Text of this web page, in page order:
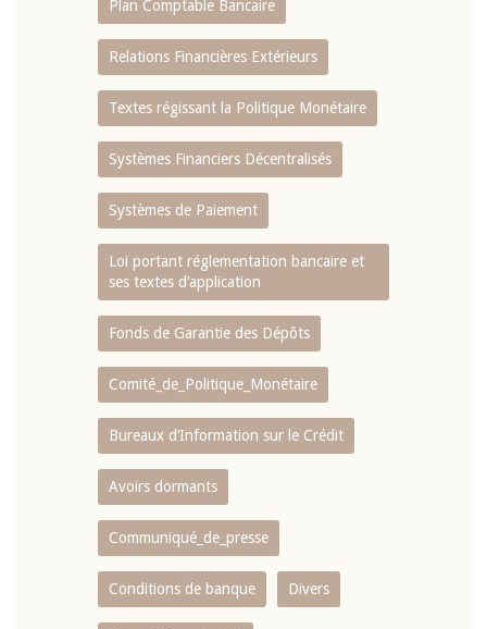
Plan Comptable Bancaire
Relations Financières Extérieurs
Textes régissant la Politique Monétaire
Systèmes Financiers Décentralisés
Systèmes de Paiement
Loi portant réglementation bancaire et
ses textes d’application
Fonds de Garantie des Dépôts
Comité_de_Politique_Monétaire
Bureaux d’Information sur le Crédit
Avoirs dormants
Communiqué_de_presse
Conditions de banque Divers